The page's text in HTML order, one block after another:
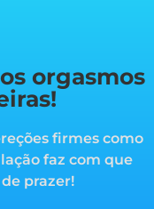
orgasmos
firmes como
faz com que
prazer!